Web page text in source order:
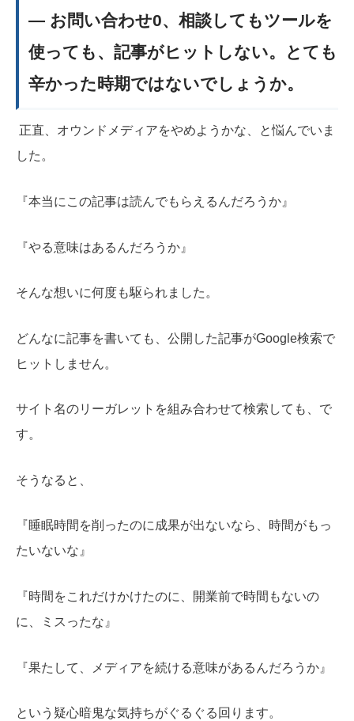
― お問い合わせ0、相談してもツールを
使っても、記事がヒットしない。とても
辛かった時期ではないでしょうか。
正直、オウンドメディアをやめようかな、と悩んでいま
した。
『本当にこの記事は読んでもらえるんだろうか』
『やる意味はあるんだろうか』
そんな想いに何度も駆られました。
どんなに記事を書いても、公開した記事がGoogle検索で
ヒットしません。
サイト名のリーガレットを組み合わせて検索しても、で
す。
そうなると、
『睡眠時間を削ったのに成果が出ないなら、時間がもっ
たいないな』
『時間をこれだけかけたのに、開業前で時間もないの
に、ミスったな』
『果たして、メディアを続ける意味があるんだろうか』
という疑心暗鬼な気持ちがぐるぐる回ります。